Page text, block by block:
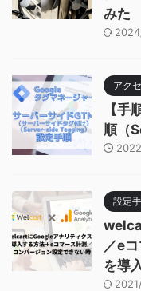
みた
アク
【手
順（
設定
／e
を導